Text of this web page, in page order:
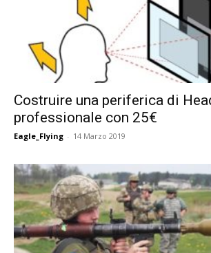
Costruire una periferica di
professionale con 25€
Eagle_Flying - 14 Marzo 2019